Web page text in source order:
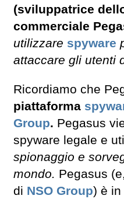
(sviluppatrice
commerciale
utilizzare spyware
attaccare gli utenti
Ricordiamo che
piattaforma
Group. Pegasus
spyware legale e
spionaggio e
mondo. Pegasus
di NSO Group) è in